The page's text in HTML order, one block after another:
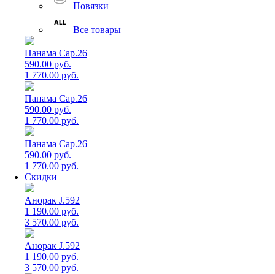
Повязки
Все товары
Панама Cap.26
590.00 руб.
1 770.00 руб.
Панама Cap.26
590.00 руб.
1 770.00 руб.
Панама Cap.26
590.00 руб.
1 770.00 руб.
Скидки
Анорак J.592
1 190.00 руб.
3 570.00 руб.
Анорак J.592
1 190.00 руб.
3 570.00 руб.